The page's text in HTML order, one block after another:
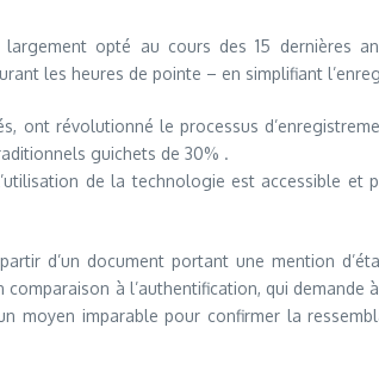
opté au cours des 15 dernières
les heures de pointe – en simplifiant
ont révolutionné le processus
guichets de 30% .
de la technologie est accessible et
d’un document portant une mention
à l’authentification, qui demande
moyen imparable pour confirmer la